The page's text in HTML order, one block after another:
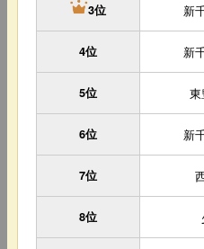
3位 新
4位 新
5位
6位 新
7位
8位